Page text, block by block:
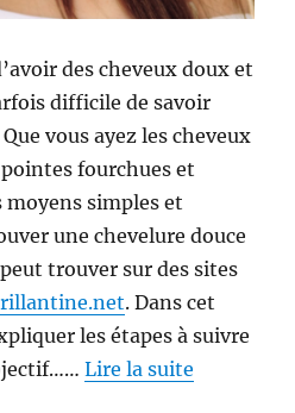
des cheveux doux et
difficile de savoir
vous ayez les cheveux
fourchues et
moyens simples et
une chevelure douce
trouver sur des sites
. Dans cet
les étapes à suivre
Lire la suite